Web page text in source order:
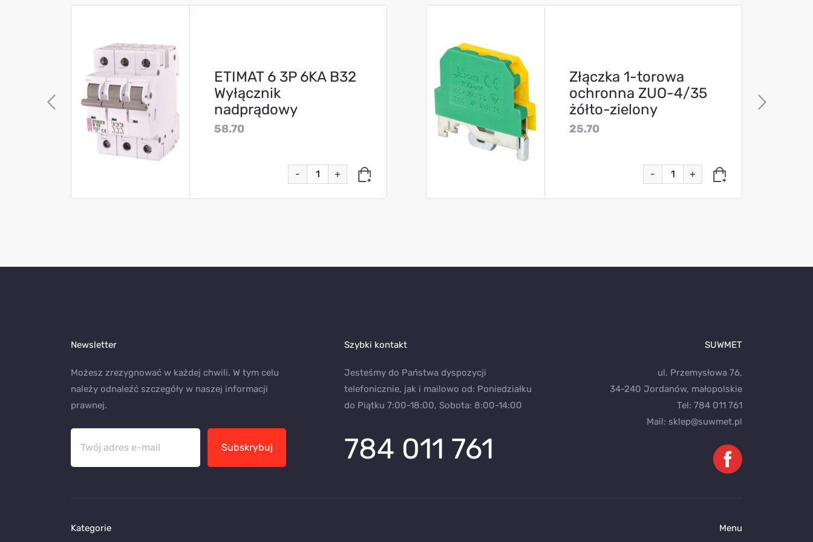
ETIMAT 6 3P 6KA B32
Wyłącznik
nadprądowy
58.70
- +
Złączka 1-torowa
ochronna ZUO-4/35
żółto-zielony
25.70
- +
Newsletter
Możesz zrezygnować w każdej chwili. W tym celu
należy odnaleźć szczegóły w naszej informacji
prawnej.
Subskrybuj
Szybki kontakt
Jesteśmy do Państwa dyspozycji
telefonicznie, jak i mailowo od: Poniedziałku
do Piątku 7:00-18:00, Sobota: 8:00-14:00
784 011 761
SUWMET
ul. Przemysłowa 76,
34-240 Jordanów, małopolskie
Tel: 784 011 761
Mail: sklep@suwmet.pl
Kategorie Menu